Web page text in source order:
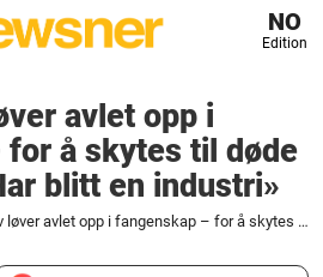
NO
Edition
avlet opp i
å skytes til døde
blitt en industri»
Tusenvis av løver avlet opp i fangenskap – for å skytes til døde av turister: "Har blitt en industri"